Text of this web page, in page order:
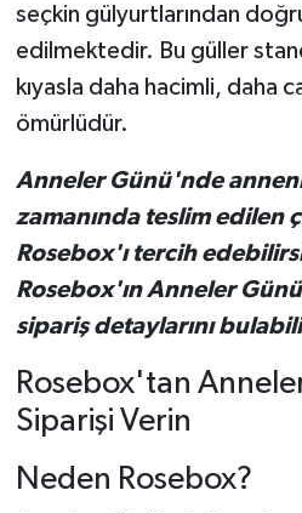
seçkin gülyurtlarından
edilmektedir. Bu güller
kıyasla daha hacimli, daha
ömürlüdür.
Anneler Günü'nde
zamanında teslim edilen
Rosebox'ı tercih
Rosebox'ın Anneler
sipariş detaylarını
Rosebox'tan
Siparişi Verin
Neden Rosebox?